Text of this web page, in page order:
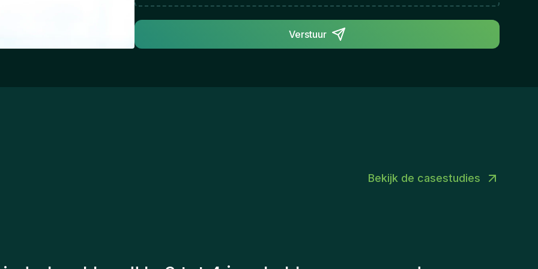
experienced recruitment professionals.A high
level of autonomy and ownership.The
opportunity to build your own market and
develop your entrepreneurial skills.A dynamic
joy@homini.be📞 +32 (0) 488 806 852
Verstuur
Bekijk de casestudies